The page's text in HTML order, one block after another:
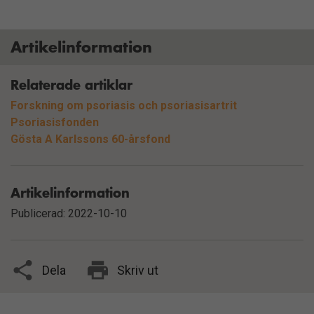
Artikelinformation
Relaterade artiklar
Forskning om psoriasis och psoriasisartrit
Psoriasisfonden
Gösta A Karlssons 60-årsfond
Artikelinformation
Publicerad: 2022-10-10
Dela Skriv ut